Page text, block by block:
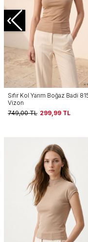
Sıfır Kol Yarım Boğaz Badi
Vizon
749,00TL 299,99 TL